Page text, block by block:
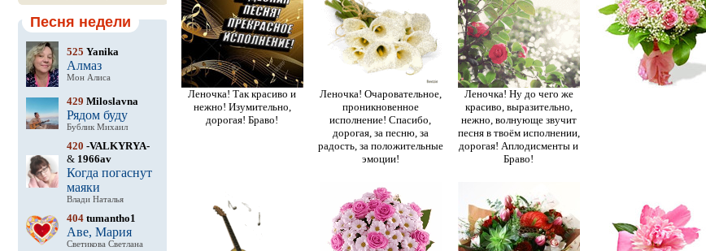
Песня недели
525 Yanika
Алмаз
Мон Алиса
429 Miloslavna
Рядом буду
Бублик Михаил
420 -VALKYRYA-
& 1966av
Когда погаснут
маяки
Влади Наталья
404tumantho1
Аве, Мария
Светикова Светлана
Леночка! Так красиво и
нежно! Изумительно,
дорогая! Браво!
Леночка! Очаровательное,
проникновенное
исполнение! Спасибо,
дорогая, за песню, за
радость, за положительные
эмоции!
Леночка! Ну до чего же
красиво, выразительно,
нежно, волнующе звучит
песня в твоём исполнении,
дорогая! Аплодисменты и
Браво!